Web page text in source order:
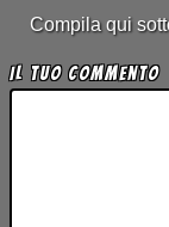
Compila qui
Il tuo Commento